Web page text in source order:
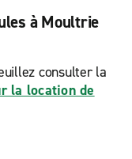
à Moultrie
consulter la
la location de